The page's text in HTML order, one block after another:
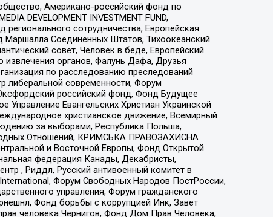
Американо-российский фонд по
DEVELOPMENT INVESTMENT FUND,
сотрудничества, Европейская
Соединенных Штатов, Тихоокеанский
совет, Человек в беде, Европейский
органов, Фалунь Дафа, Друзья
по расследованию преследований
либеральной современности, Форум
российский фонд, Фонд Будущее
Евангельских Христиан Украинской
христианское движение, Всемирный
за выборами, Республика Польша,
Отношений, КРИМСЬКА ПРАВОЗАХИСНА
и Восточной Европы, Фонд Открытой
федерация Канады, Декабристы,
, Риддл, Русский антивоенный комитет в
Форум Свободных Народов ПостРоссии,
управления, Форум гражданского
Фонд борьбы с коррупцией Инк, Завет
человека Чернигов, Фонд Дом Прав Человека,